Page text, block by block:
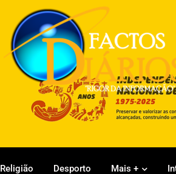
Religião Desporto Mais +